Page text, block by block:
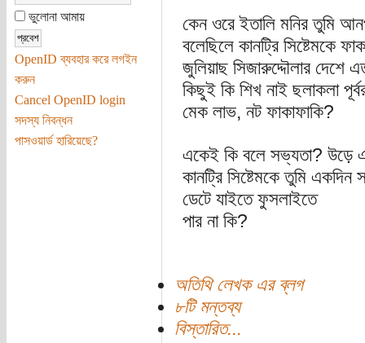
ভুলোনা আমায়
OpenID ব্যবহার করে লগইন
করুন
Cancel OpenID login
সদস্য নিবন্ধন
পাসওয়ার্ড হারিয়েছে?
কেন ওরে ইতালি মনির তুমি
বলেছিলে কানট্রি সিষ্টেমকে
জুলিয়াছ সিজারুদ্দৌলার দেশে
কিছুই কি শিখ নাই ছলাকলা
মেক লাভ, নট ফাকাফাকি?
একেই কি বলে সভ্যতা? উড়ে
কানট্রি সিষ্টেমকে তুমি একদিন
ডেটে যাইতে ফুসলাইতে
পার না কি?
অতিথি লেখক এর ব্লগ
৮টি মন্তব্য
বিস্তারিত...